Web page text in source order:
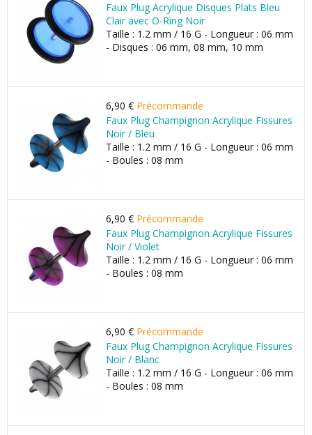
Faux Plug Acrylique Disques Plats Bleu
Clair avec O-Ring Noir
Taille : 1.2 mm / 16 G - Longueur : 06 mm
- Disques : 06 mm, 08 mm, 10 mm
6,90 € Précommande
Faux Plug Champignon Acrylique Fissures
Noir / Bleu
Taille : 1.2 mm / 16 G - Longueur : 06 mm
- Boules : 08 mm
6,90 € Précommande
Faux Plug Champignon Acrylique Fissures
Noir / Violet
Taille : 1.2 mm / 16 G - Longueur : 06 mm
- Boules : 08 mm
6,90 € Précommande
Faux Plug Champignon Acrylique Fissures
Noir / Blanc
Taille : 1.2 mm / 16 G - Longueur : 06 mm
- Boules : 08 mm